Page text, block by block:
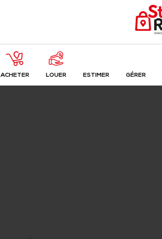
ACHETER LOUER ESTIMER GÉRER